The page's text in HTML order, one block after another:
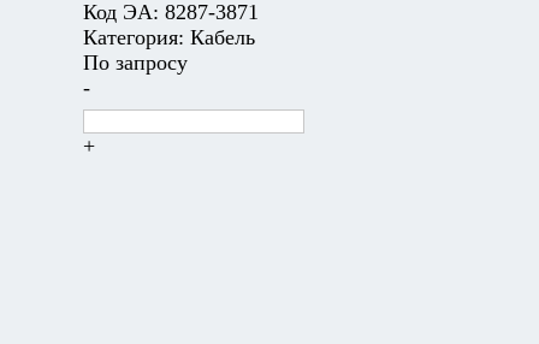
Код ЭА: 8287-3871
Категория: Кабель
По запросу
-
+